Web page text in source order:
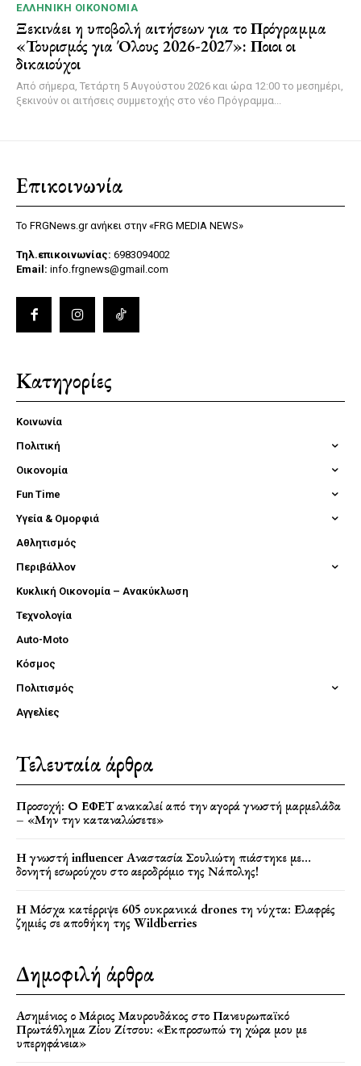
ΕΛΛΗΝΙΚΉ ΟΙΚΟΝΟΜΊΑ
Ξεκινάει η υποβολή αιτήσεων για το Πρόγραμμα
«Τουρισμός για Όλους 2026-2027»: Ποιοι οι
δικαιούχοι
Από σήμερα, Τετάρτη 5 Αυγούστου 2026 και ώρα 12:00 το μεσημέρι,
ξεκινούν οι αιτήσεις συμμετοχής στο νέο Πρόγραμμα...
Επικοινωνία
Το FRGNews.gr ανήκει στην «FRG MEDIA NEWS»
Τηλ.επικοινωνίας: 6983094002
Email: info.frgnews@gmail.com
Κατηγορίες
Κοινωνία
Πολιτική
Οικονομία
Fun Time
Υγεία & Ομορφιά
Αθλητισμός
Περιβάλλον
Κυκλική Οικονομία – Ανακύκλωση
Τεχνολογία
Auto-Moto
Κόσμος
Πολιτισμός
Αγγελίες
Τελευταία άρθρα
Προσοχή: Ο ΕΦΕΤ ανακαλεί από την αγορά γνωστή μαρμελάδα
– «Μην την καταναλώσετε»
Η γνωστή influencer Αναστασία Σουλιώτη πιάστηκε με…
δονητή εσωρούχου στο αεροδρόμιο της Νάπολης!
Η Μόσχα κατέρριψε 605 ουκρανικά drones τη νύχτα: Ελαφρές
ζημιές σε αποθήκη της Wildberries
Δημοφιλή άρθρα
Ασημένιος ο Μάριος Μαυρουδάκος στο Πανευρωπαϊκό
Πρωτάθλημα Ζίου Ζίτσου: «Εκπροσωπώ τη χώρα μου με
υπερηφάνεια»